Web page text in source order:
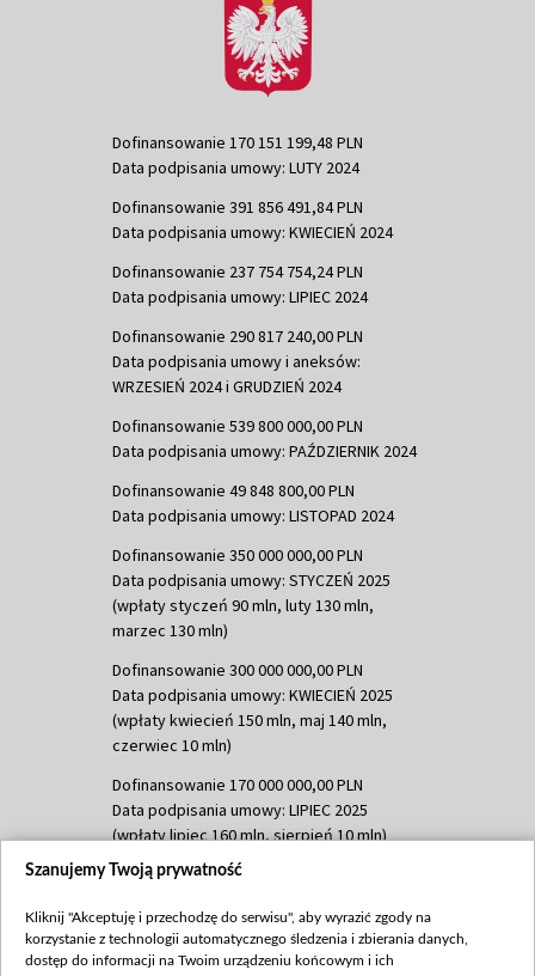
Dofinansowanie 170 151 199,48 PLN
Data podpisania umowy: LUTY 2024
Dofinansowanie 391 856 491,84 PLN
Data podpisania umowy: KWIECIEŃ 2024
Dofinansowanie 237 754 754,24 PLN
Data podpisania umowy: LIPIEC 2024
Dofinansowanie 290 817 240,00 PLN
Data podpisania umowy i aneksów:
WRZESIEŃ 2024 i GRUDZIEŃ 2024
Dofinansowanie 539 800 000,00 PLN
Data podpisania umowy: PAŹDZIERNIK 2024
Dofinansowanie 49 848 800,00 PLN
Data podpisania umowy: LISTOPAD 2024
Dofinansowanie 350 000 000,00 PLN
Data podpisania umowy: STYCZEŃ 2025
(wpłaty styczeń 90 mln, luty 130 mln,
marzec 130 mln)
Dofinansowanie 300 000 000,00 PLN
Data podpisania umowy: KWIECIEŃ 2025
(wpłaty kwiecień 150 mln, maj 140 mln,
czerwiec 10 mln)
Dofinansowanie 170 000 000,00 PLN
Data podpisania umowy: LIPIEC 2025
(wpłaty lipiec 160 mln, sierpień 10 mln)
Dofinansowanie 60 000 000,00 PLN
(wpłata wrzesień 60 mln)
Dofinansowanie 635 783 051,21 PLN
Szanujemy Twoją prywatność
Kliknij "Akceptuję i przechodzę do serwisu", aby wyrazić zgody na
korzystanie z technologii automatycznego śledzenia i zbierania danych,
dostęp do informacji na Twoim urządzeniu końcowym i ich